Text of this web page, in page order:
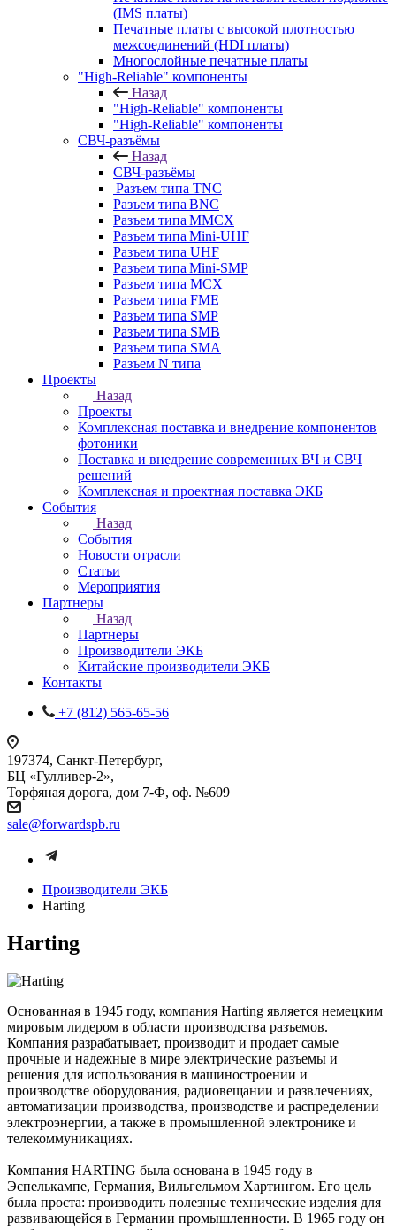
(IMS платы)
Печатные платы с высокой плотностью
межсоединений (HDI платы)
Многослойные печатные платы
"High-Reliable" компоненты
Назад
"High-Reliable" компоненты
"High-Reliable" компоненты
СВЧ-разъёмы
Назад
СВЧ-разъёмы
Разъем типа TNC
Разъем типа BNC
Разъем типа MMCX
Разъем типа Mini-UHF
Разъем типа UHF
Разъем типа Mini-SMP
Разъем типа MCX
Разъем типа FME
Разъем типа SMP
Разъем типа SMB
Разъем типа SMA
Разъем N типа
Проекты
Назад
Проекты
Комплексная поставка и внедрение компонентов
фотоники
Поставка и внедрение современных ВЧ и СВЧ
решений
Комплексная и проектная поставка ЭКБ
События
Назад
События
Новости отрасли
Статьи
Мероприятия
Партнеры
Назад
Партнеры
Производители ЭКБ
Китайские производители ЭКБ
Контакты
+7 (812) 565-65-56
197374, Санкт-Петербург,
БЦ «Гулливер-2»,
Торфяная дорога, дом 7-Ф, оф. №609
sale@forwardspb.ru
Производители ЭКБ
Harting
Harting
Основанная в 1945 году, компания Harting является немецким
мировым лидером в области производства разъемов.
Компания разрабатывает, производит и продает самые
прочные и надежные в мире электрические разъемы и
решения для использования в машиностроении и
производстве оборудования, радиовещании и развлечениях,
автоматизации производства, производстве и распределении
электроэнергии, а также в промышленной электронике и
телекоммуникациях.
Компания HARTING была основана в 1945 году в
Эспелькампе, Германия, Вильгельмом Хартингом. Его цель
была проста: производить полезные технические изделия для
развивающейся в Германии промышленности. В 1965 году он